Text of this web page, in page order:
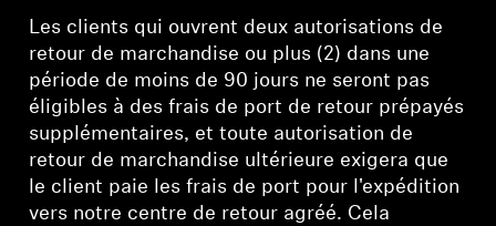
Les clients qui ouvrent deux autorisations de
retour de marchandise ou plus (2) dans une
période de moins de 90 jours ne seront pas
éligibles à des frais de port de retour prépayés
supplémentaires, et toute autorisation de
retour de marchandise ultérieure exigera que
le client paie les frais de port pour l'expédition
vers notre centre de retour agréé. Cela